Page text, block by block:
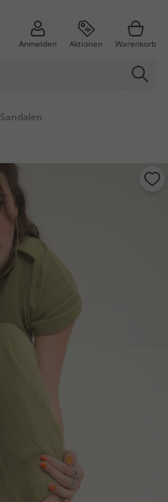
Anmelden Aktionen Warenkorb
Sandalen